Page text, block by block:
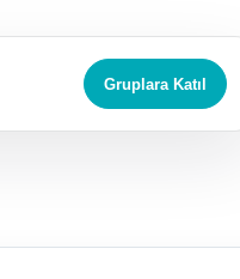
Gruplara Katıl